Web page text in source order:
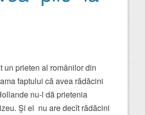
un prieten al românilor din
faptului că avea rădăcini
nu-l dă prietenia
Şi el nu are decît rădăcini